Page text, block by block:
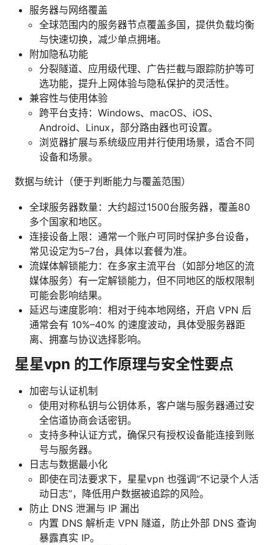
服务器与网络覆盖
全球范围内的服务器节点覆盖多国，提供负载均衡
与快速切换，减少单点拥堵。
附加隐私功能
分裂隧道、应用级代理、广告拦截与跟踪防护等可
选功能，提升上网体验与隐私保护的灵活性。
兼容性与使用体验
跨平台支持：Windows、macOS、iOS、
Android、Linux，部分路由器也可设置。
浏览器扩展与系统级应用并行使用场景，适合不同
设备和场景。
数据与统计（便于判断能力与覆盖范围）
全球服务器数量：大约超过1500台服务器，覆盖80
多个国家和地区。
连接设备上限：通常一个账户可同时保护多台设备，
常见设定为5–7台，具体以套餐为准。
流媒体解锁能力：在多家主流平台（如部分地区的流
媒体服务）有一定解锁能力，但不同地区的版权限制
可能会影响结果。
延迟与速度影响：相对于纯本地网络，开启 VPN 后
通常会有 10%–40% 的速度波动，具体受服务器距
离、拥塞与协议选择影响。
星星vpn 的工作原理与安全性要点
加密与认证机制
使用对称私钥与公钥体系，客户端与服务器通过安
全信道协商会话密钥。
支持多种认证方式，确保只有授权设备能连接到账
号与服务器。
日志与数据最小化
即使在司法要求下，星星vpn 也强调“不记录个人活
动日志”，降低用户数据被追踪的风险。
防止 DNS 泄漏与 IP 漏出
内置 DNS 解析走 VPN 隧道，防止外部 DNS 查询
暴露真实 IP。